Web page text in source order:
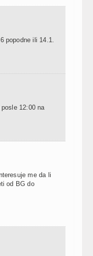
popodne ili 14.1.
12:00 na
me da li
od BG do